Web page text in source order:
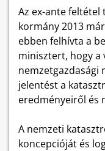
Az ex-ante feltétel
kormány 2013
ebben felhívta a
minisztert, hogy a
nemzetgazdasági
jelentést a
eredményeiről és
A nemzeti
koncepcióját és